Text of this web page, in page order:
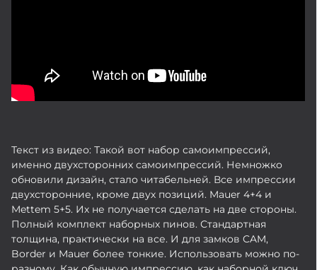
Текст из видео: Такой вот набор самоимпрессий,
именно двухсторонних самоимпрессий. Немножко
обновили дизайн, стало читабельней. Все импрессии
двухсторонние, кроме двух позиций. Mauer 4+4 и
Mettem 5+5. Их не получается сделать на две стороны.
Полный комплект наборных пинов. Стандартная
толщина, практически на все. И для замков CAM,
Border и Mauer более тонкие. Использовать можно по-